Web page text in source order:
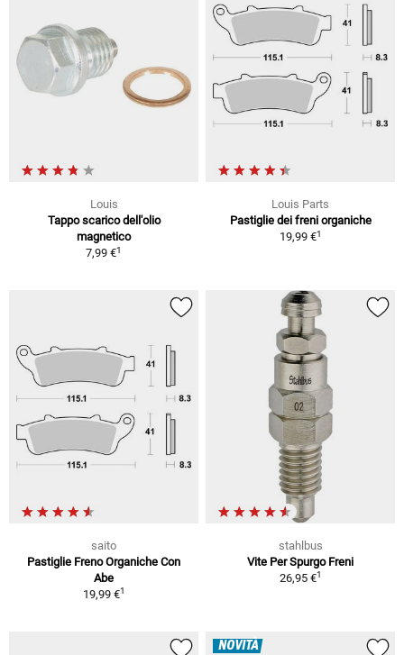
Louis
Tappo scarico dell'olio
magnetico
7,99 €1
Louis Parts
Pastiglie dei freni organiche
19,99 €1
saito
Pastiglie Freno Organiche Con
Abe
19,99 €1
stahlbus
Vite Per Spurgo Freni
26,95 €1
NOVITÀ